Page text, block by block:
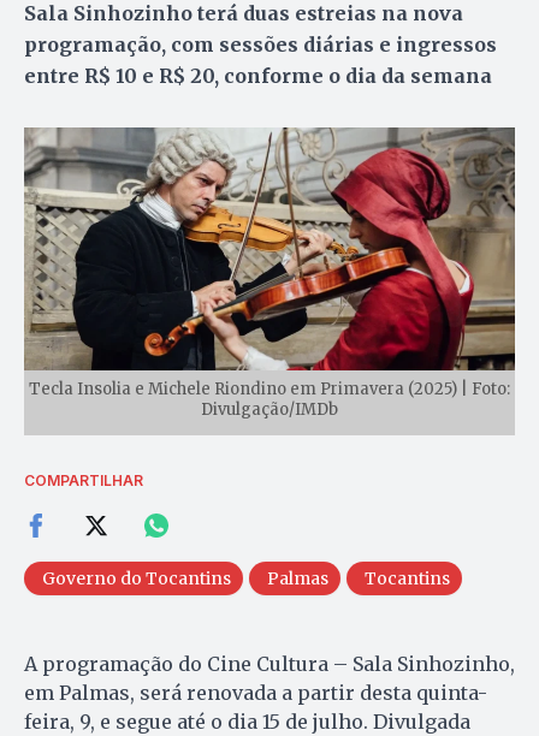
Sala Sinhozinho terá duas estreias na nova
programação, com sessões diárias e ingressos
entre R$ 10 e R$ 20, conforme o dia da semana
Tecla Insolia e Michele Riondino em Primavera (2025) | Foto:
Divulgação/IMDb
COMPARTILHAR
Governo do Tocantins Palmas Tocantins
A programação do Cine Cultura – Sala Sinhozinho,
em Palmas, será renovada a partir desta quinta-
feira, 9, e segue até o dia 15 de julho. Divulgada